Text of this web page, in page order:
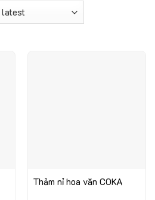
Thảm nỉ hoa văn COKA